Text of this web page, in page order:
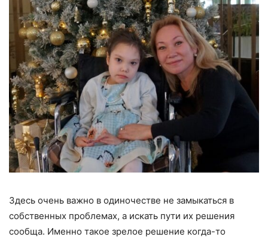
Здесь очень важно в одиночестве не замыкаться в
собственных проблемах, а искать пути их решения
сообща. Именно такое зрелое решение когда-то